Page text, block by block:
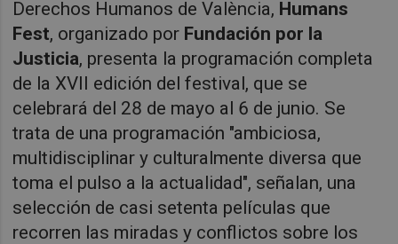
Derechos Humanos de València, Humans
Fest, organizado por Fundación por la
Justicia, presenta la programación completa
de la XVII edición del festival, que se
celebrará del 28 de mayo al 6 de junio. Se
trata de una programación "ambiciosa,
multidisciplinar y culturalmente diversa que
toma el pulso a la actualidad", señalan, una
selección de casi setenta películas que
recorren las miradas y conflictos sobre los